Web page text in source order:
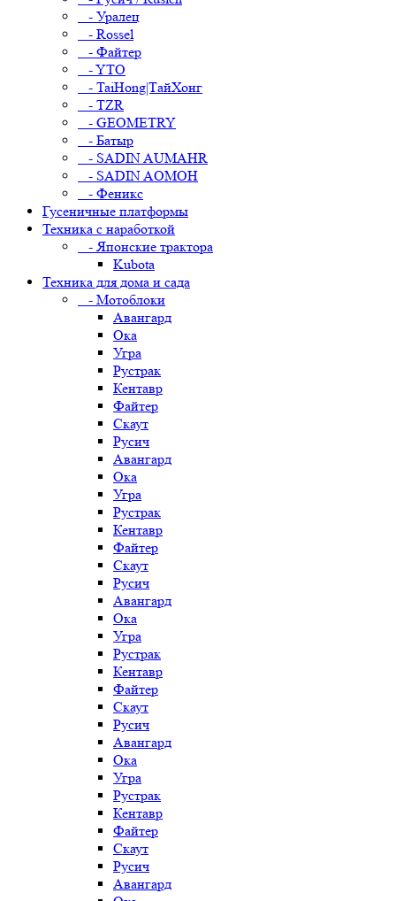
- Уралец
- Rossel
- Файтер
- YTO
- TaiHong|ТайХонг
- TZR
- GEOMETRY
- Батыр
- SADIN AUMAHR
- SADIN AOMOH
- Феникс
Гусеничные платформы
Техника с наработкой
- Японские трактора
Kubota
Техника для дома и сада
- Мотоблоки
Авангард
Ока
Угра
Рустрак
Кентавр
Файтер
Скаут
Русич
Авангард
Ока
Угра
Рустрак
Кентавр
Файтер
Скаут
Русич
Авангард
Ока
Угра
Рустрак
Кентавр
Файтер
Скаут
Русич
Авангард
Ока
Угра
Рустрак
Кентавр
Файтер
Скаут
Русич
Авангард